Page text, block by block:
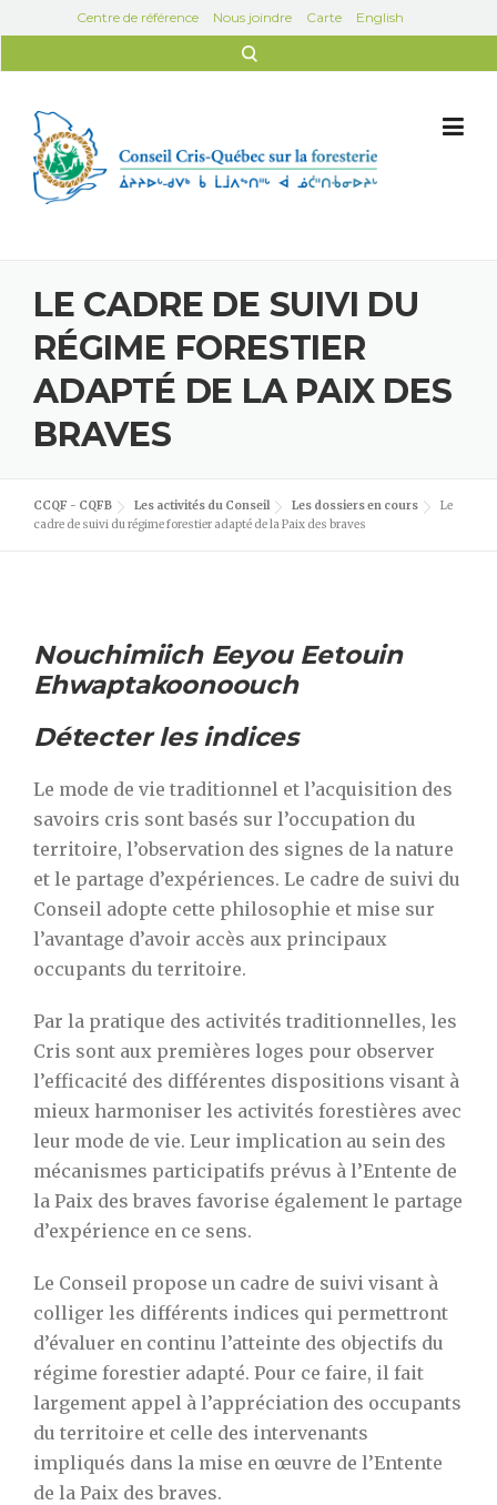
Skip to contentCentre de référence Nous joindre Carte
English
LE CADRE DE SUIVI DU
RÉGIME FORESTIER
ADAPTÉ DE LA PAIX DES
BRAVES
CCQF - CQFB Les activités du Conseil Les dossiers en cours
Le
cadre de suivi du régime forestier adapté de la Paix des braves
Nouchimiich Eeyou Eetouin
Ehwaptakoonoouch
Détecter les indices
Le mode de vie traditionnel et l’acquisition des
savoirs cris sont basés sur l’occupation du
territoire, l’observation des signes de la nature
et le partage d’expériences. Le cadre de suivi du
Conseil adopte cette philosophie et mise sur
l’avantage d’avoir accès aux principaux
occupants du territoire.
Par la pratique des activités traditionnelles, les
Cris sont aux premières loges pour observer
l’efficacité des différentes dispositions visant à
mieux harmoniser les activités forestières avec
leur mode de vie. Leur implication au sein des
mécanismes participatifs prévus à l’Entente de
la Paix des braves favorise également le partage
d’expérience en ce sens.
Le Conseil propose un cadre de suivi visant à
colliger les différents indices qui permettront
d’évaluer en continu l’atteinte des objectifs du
régime forestier adapté. Pour ce faire, il fait
largement appel à l’appréciation des occupants
du territoire et celle des intervenants
impliqués dans la mise en œuvre de l’Entente
de la Paix des braves.